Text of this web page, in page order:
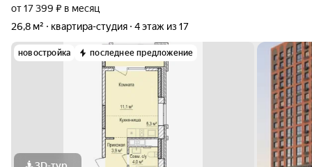
от 17 399 ₽ в месяц
26,8 м²
квартира-студия 4 этаж из 17
новостройка последнее предложение